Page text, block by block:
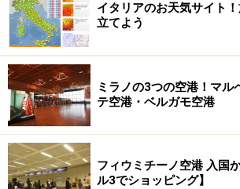
イタリアのお天気サイト
立てよう
ミラノの3つの空港！マル
テ空港・ベルガモ空港
フィウミチーノ空港 入国
ル3でショッピング】